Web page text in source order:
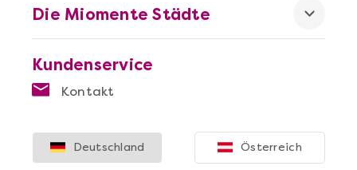
Wein- & Käse-Genuss@Home für 2
Kundenservice
Kontakt
Die Miomente Städte
Deutschland Österreich